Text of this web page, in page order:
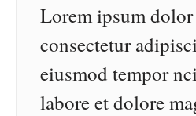
Lorem ipsum dolor
consectetur
eiusmod tempor
labore et dolore